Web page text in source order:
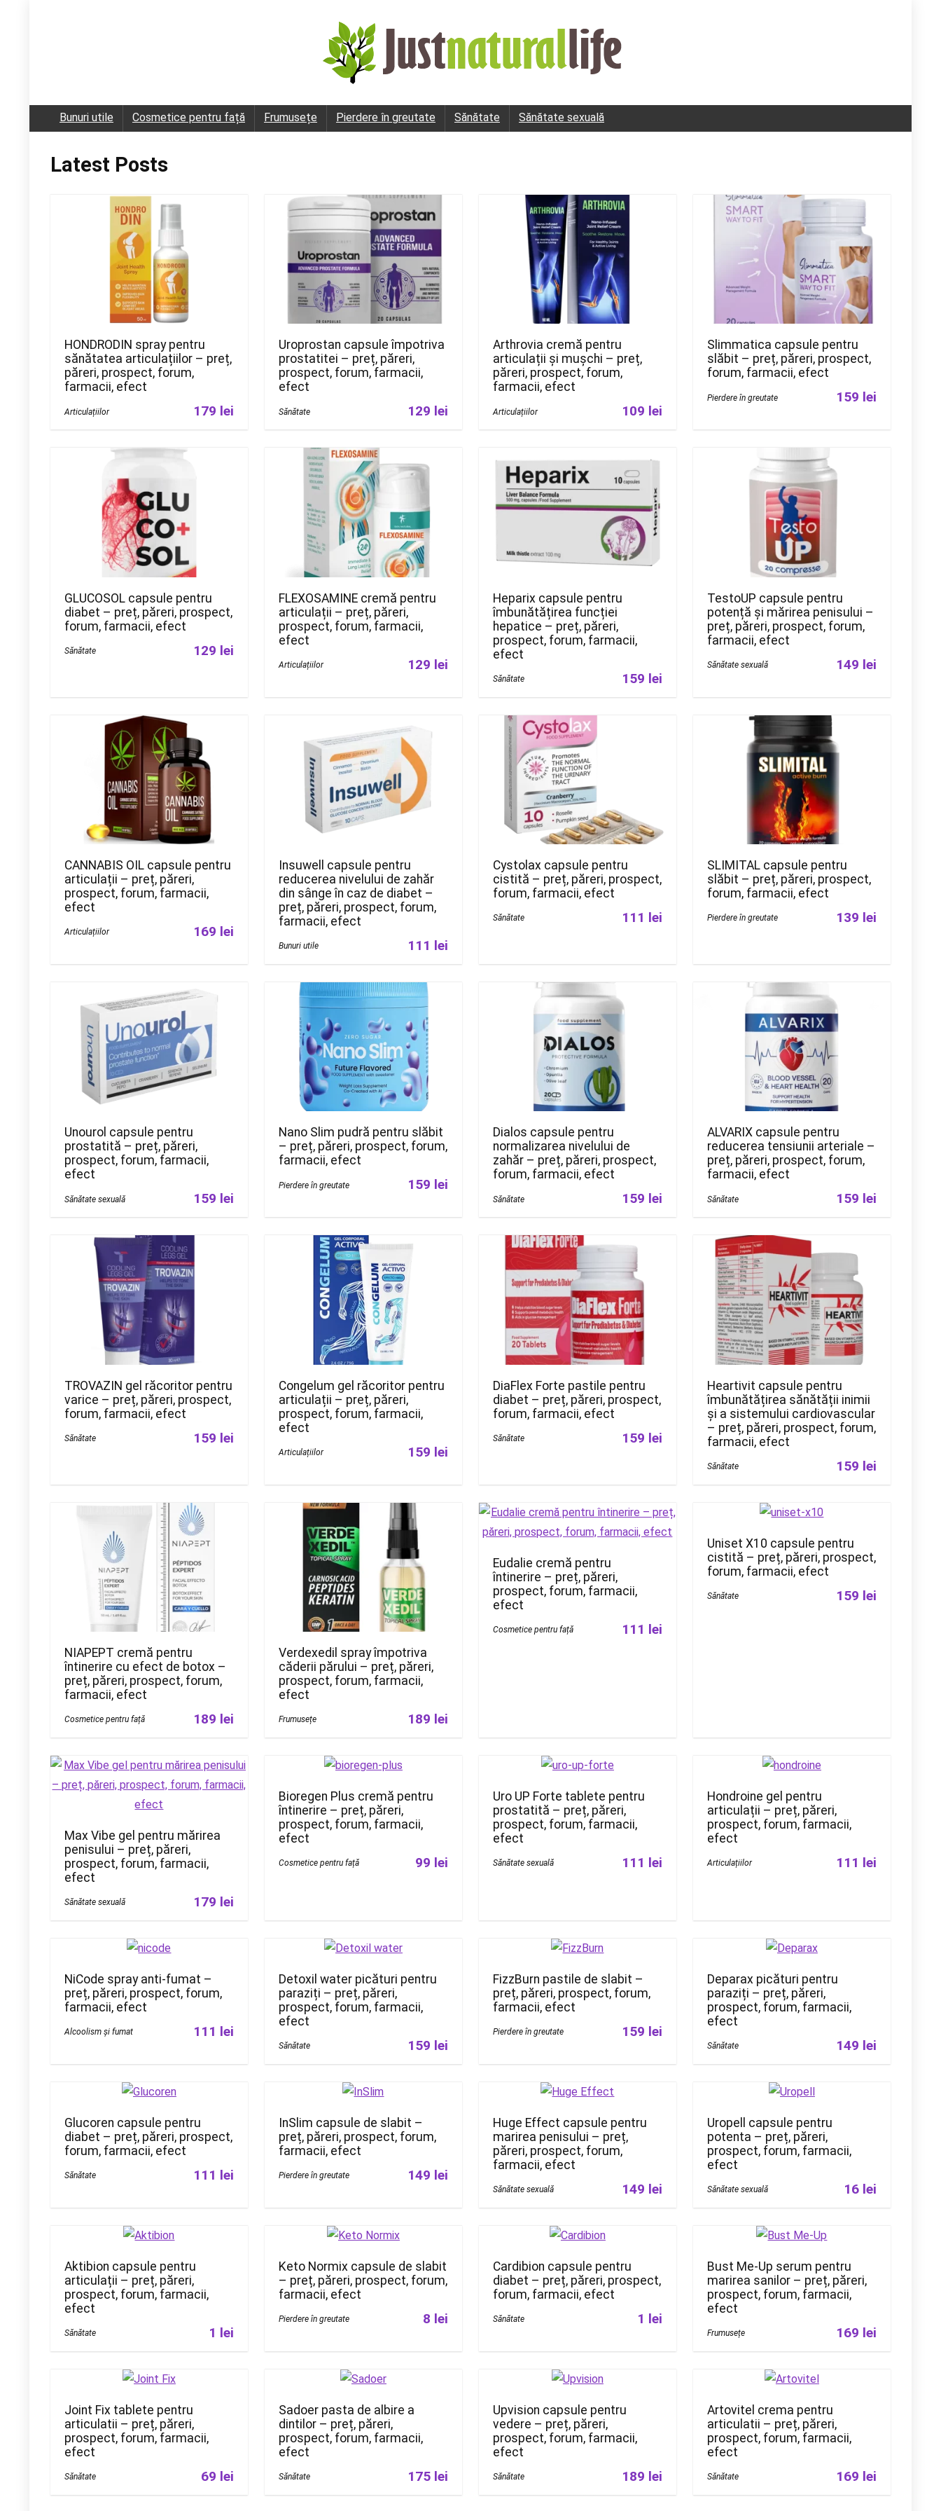
Bunuri utile Cosmetice pentru față Frumusețe Pierdere în greutate Sănătate Sănătate sexuală
Latest Posts
HONDRODIN spray pentru
sănătatea articulațiilor – preț,
păreri, prospect, forum,
farmacii, efect
Articulațiilor 179 lei
Uroprostan capsule împotriva
prostatitei – preț, păreri,
prospect, forum, farmacii,
efect
Sănătate 129 lei
Arthrovia cremă pentru
articulații și mușchi – preț,
păreri, prospect, forum,
farmacii, efect
Articulațiilor 109 lei
Slimmatica capsule pentru
slăbit – preț, păreri, prospect,
forum, farmacii, efect
Pierdere în greutate 159 lei
GLUCOSOL capsule pentru
diabet – preț, păreri, prospect,
forum, farmacii, efect
Sănătate 129 lei
FLEXOSAMINE cremă pentru
articulații – preț, păreri,
prospect, forum, farmacii,
efect
Articulațiilor 129 lei
Heparix capsule pentru
îmbunătățirea funcției
hepatice – preț, păreri,
prospect, forum, farmacii,
efect
Sănătate 159 lei
TestoUP capsule pentru
potență și mărirea penisului –
preț, păreri, prospect, forum,
farmacii, efect
Sănătate sexuală 149 lei
CANNABIS OIL capsule pentru
articulații – preț, păreri,
prospect, forum, farmacii,
efect
Articulațiilor 169 lei
Insuwell capsule pentru
reducerea nivelului de zahăr
din sânge în caz de diabet –
preț, păreri, prospect, forum,
farmacii, efect
Bunuri utile 111 lei
Cystolax capsule pentru
cistită – preț, păreri, prospect,
forum, farmacii, efect
Sănătate 111 lei
SLIMITAL capsule pentru
slăbit – preț, păreri, prospect,
forum, farmacii, efect
Pierdere în greutate 139 lei
Unourol capsule pentru
prostatită – preț, păreri,
prospect, forum, farmacii,
efect
Sănătate sexuală 159 lei
Nano Slim pudră pentru slăbit
– preț, păreri, prospect, forum,
farmacii, efect
Pierdere în greutate 159 lei
Dialos capsule pentru
normalizarea nivelului de
zahăr – preț, păreri, prospect,
forum, farmacii, efect
Sănătate 159 lei
ALVARIX capsule pentru
reducerea tensiunii arteriale –
preț, păreri, prospect, forum,
farmacii, efect
Sănătate 159 lei
TROVAZIN gel răcoritor pentru
varice – preț, păreri, prospect,
forum, farmacii, efect
Sănătate 159 lei
Congelum gel răcoritor pentru
articulații – preț, păreri,
prospect, forum, farmacii,
efect
Articulațiilor 159 lei
DiaFlex Forte pastile pentru
diabet – preț, păreri, prospect,
forum, farmacii, efect
Sănătate 159 lei
Heartivit capsule pentru
îmbunătățirea sănătății inimii
și a sistemului cardiovascular
– preț, păreri, prospect, forum,
farmacii, efect
Sănătate 159 lei
NIAPEPT cremă pentru
întinerire cu efect de botox –
preț, păreri, prospect, forum,
farmacii, efect
Cosmetice pentru față 189 lei
Verdexedil spray împotriva
căderii părului – preț, păreri,
prospect, forum, farmacii,
efect
Frumusețe 189 lei
Eudalie cremă pentru
întinerire – preț, păreri,
prospect, forum, farmacii,
efect
Cosmetice pentru față 111 lei
Uniset X10 capsule pentru
cistită – preț, păreri, prospect,
forum, farmacii, efect
Sănătate 159 lei
Max Vibe gel pentru mărirea
penisului – preț, păreri,
prospect, forum, farmacii,
efect
Sănătate sexuală 179 lei
Bioregen Plus cremă pentru
întinerire – preț, păreri,
prospect, forum, farmacii,
efect
Cosmetice pentru față 99 lei
Uro UP Forte tablete pentru
prostatită – preț, păreri,
prospect, forum, farmacii,
efect
Sănătate sexuală 111 lei
Hondroine gel pentru
articulații – preț, păreri,
prospect, forum, farmacii,
efect
Articulațiilor 111 lei
NiCode spray anti-fumat –
preț, păreri, prospect, forum,
farmacii, efect
Alcoolism și fumat 111 lei
Detoxil water picături pentru
paraziți – preț, păreri,
prospect, forum, farmacii,
efect
Sănătate 159 lei
FizzBurn pastile de slabit –
preț, păreri, prospect, forum,
farmacii, efect
Pierdere în greutate 159 lei
Deparax picături pentru
paraziți – preț, păreri,
prospect, forum, farmacii,
efect
Sănătate 149 lei
Glucoren capsule pentru
diabet – preț, păreri, prospect,
forum, farmacii, efect
Sănătate 111 lei
InSlim capsule de slabit –
preț, păreri, prospect, forum,
farmacii, efect
Pierdere în greutate 149 lei
Huge Effect capsule pentru
marirea penisului – preț,
păreri, prospect, forum,
farmacii, efect
Sănătate sexuală 149 lei
Uropell capsule pentru
potenta – preț, păreri,
prospect, forum, farmacii,
efect
Sănătate sexuală 16 lei
Aktibion capsule pentru
articulații – preț, păreri,
prospect, forum, farmacii,
efect
Sănătate 1 lei
Keto Normix capsule de slabit
– preț, păreri, prospect, forum,
farmacii, efect
Pierdere în greutate 8 lei
Cardibion capsule pentru
diabet – preț, păreri, prospect,
forum, farmacii, efect
Sănătate 1 lei
Bust Me-Up serum pentru
marirea sanilor – preț, păreri,
prospect, forum, farmacii,
efect
Frumusețe 169 lei
Joint Fix tablete pentru
articulatii – preț, păreri,
prospect, forum, farmacii,
efect
Sănătate 69 lei
Sadoer pasta de albire a
dintilor – preț, păreri,
prospect, forum, farmacii,
efect
Sănătate 175 lei
Upvision capsule pentru
vedere – preț, păreri,
prospect, forum, farmacii,
efect
Sănătate 189 lei
Artovitel crema pentru
articulatii – preț, păreri,
prospect, forum, farmacii,
efect
Sănătate 169 lei